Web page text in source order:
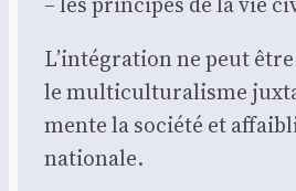
L’intégration ne peut
le mul­ti­cul­tu­ra­lisme
mente la socié­té et
natio­nale.